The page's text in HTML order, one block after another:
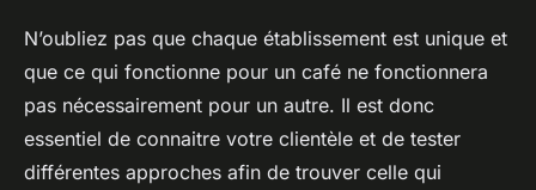
N’oubliez pas que chaque établissement est unique et
que ce qui fonctionne pour un café ne fonctionnera
pas nécessairement pour un autre. Il est donc
essentiel de connaitre votre clientèle et de tester
différentes approches afin de trouver celle qui